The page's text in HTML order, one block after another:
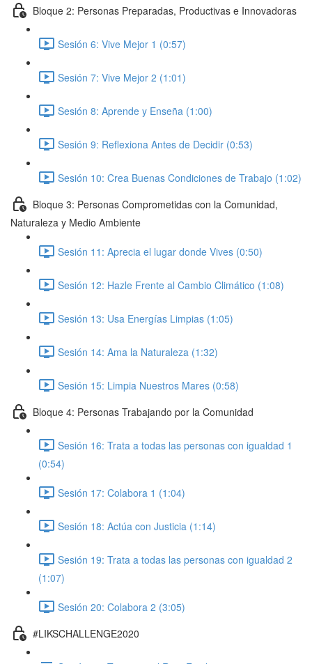
Bloque 2: Personas Preparadas, Productivas e Innovadoras
Sesión 6: Vive Mejor 1 (0:57)
Sesión 7: Vive Mejor 2 (1:01)
Sesión 8: Aprende y Enseña (1:00)
Sesión 9: Reflexiona Antes de Decidir (0:53)
Sesión 10: Crea Buenas Condiciones de Trabajo (1:02)
Bloque 3: Personas Comprometidas con la Comunidad,
Naturaleza y Medio Ambiente
Sesión 11: Aprecia el lugar donde Vives (0:50)
Sesión 12: Hazle Frente al Cambio Climático (1:08)
Sesión 13: Usa Energías Limpias (1:05)
Sesión 14: Ama la Naturaleza (1:32)
Sesión 15: Limpia Nuestros Mares (0:58)
Bloque 4: Personas Trabajando por la Comunidad
Sesión 16: Trata a todas las personas con igualdad 1
(0:54)
Sesión 17: Colabora 1 (1:04)
Sesión 18: Actúa con Justicia (1:14)
Sesión 19: Trata a todas las personas con igualdad 2
(1:07)
Sesión 20: Colabora 2 (3:05)
#LIKSCHALLENGE2020